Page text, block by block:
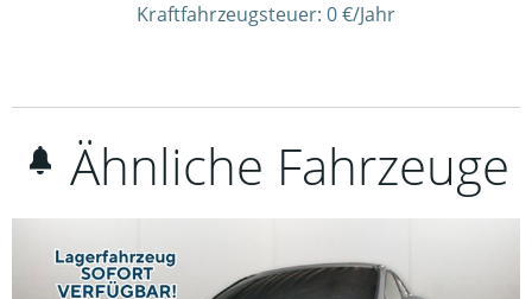
Kraftfahrzeugsteuer: 0 €/Jahr
Ähnliche Fahrzeuge